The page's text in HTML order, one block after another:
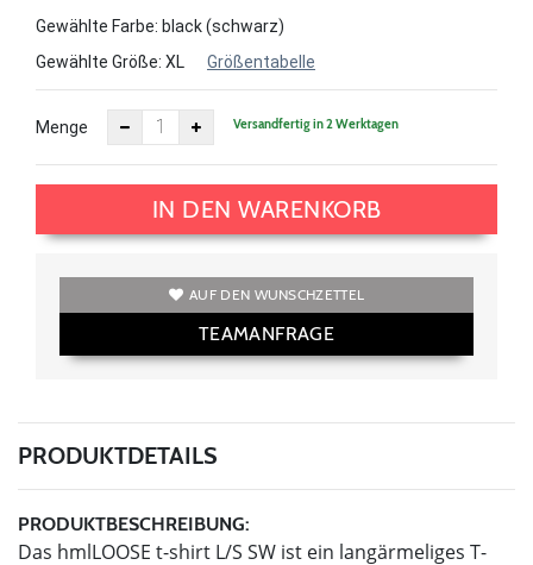
Gewählte Farbe: black (schwarz)
Gewählte Größe: XL Größentabelle
Menge Versandfertig in 2 Werktagen
IN DEN WARENKORB
AUF DEN WUNSCHZETTEL
TEAMANFRAGE
PRODUKTDETAILS
PRODUKTBESCHREIBUNG:
Das hmlLOOSE t-shirt L/S SW ist ein langärmeliges T-